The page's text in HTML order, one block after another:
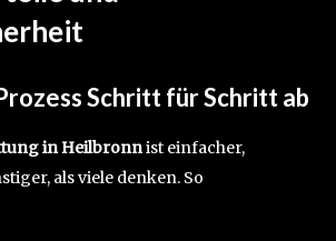
Schritt für Schritt ab
in Heilbronnist einfacher,
als viele denken. So